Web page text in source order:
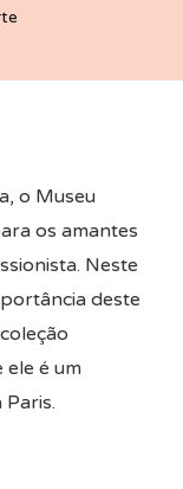
Paris
o Museu
os amantes
Neste
deste
é um